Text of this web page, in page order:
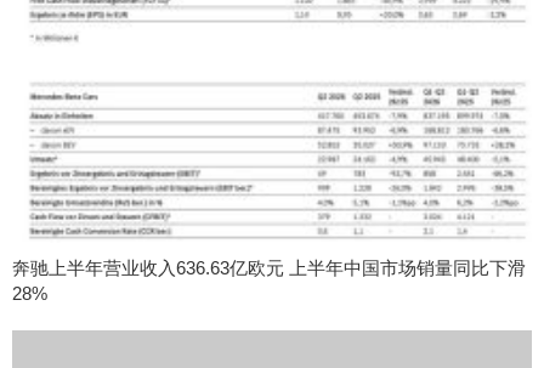
奔驰上半年营业收入636.63亿欧元 上半年中国市场销量同比下滑
28%